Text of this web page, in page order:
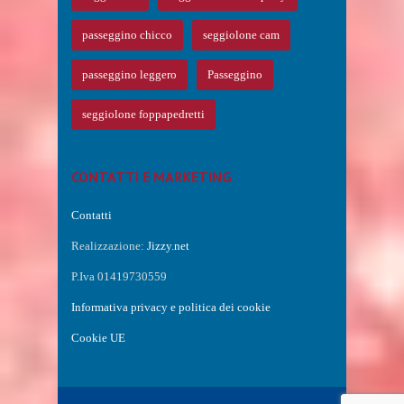
passeggino chicco seggiolone cam
passeggino leggero Passeggino
seggiolone foppapedretti
CONTATTI E MARKETING
Contatti
Realizzazione: Jizzy.net
P.Iva 01419730559
Informativa privacy e politica dei cookie
Cookie UE